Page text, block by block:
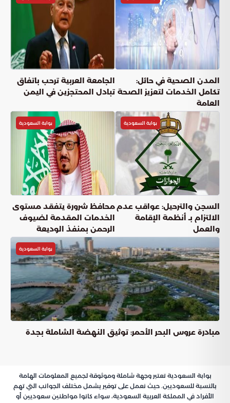
المدن الصحية في حائل:
تكامل الخدمات لتعزيز الصحة
العامة
الجامعة العربية ترحب باتفاق
تبادل المحتجزين في اليمن
بوابة السعودية
السجن والترحيل: عواقب عدم
الالتزام بـ أنظمة الإقامة
والعمل
بوابة السعودية
محافظ شرورة يتفقد مستوى
الخدمات المقدمة لضيوف
الرحمن بمنفذ الوديعة
بوابة السعودية
مبادرة عروس البحر الأحمر: توثيق النهضة الشاملة بجدة
بوابة السعودية تعتبر وجهة شاملة وموثوقة لجميع المعلومات الهامة
بالنسبة للسعوديين. حيث نعمل على توفير يشمل مختلف الجوانب التي تهم
الأفراد في المملكة العربية السعودية، سواء كانوا مواطنين سعوديين أو